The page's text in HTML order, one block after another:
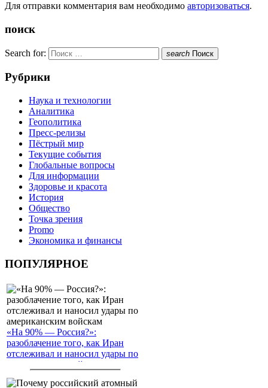
Для отправки комментария вам необходимо авторизоваться.
поиск
Search for: search Поиск
Рубрики
Наука и технологии
Аналитика
Геополитика
Пресс-релизы
Пёстрый мир
Текущие события
Глобальные вопросы
Для информации
Здоровье и красота
История
Общество
Точка зрения
Promo
Экономика и финансы
ПОПУЛЯРНОЕ
«На 90% — Россия?»:
разоблачение того, как Иран
отслеживал и наносил удары по
американским войскам